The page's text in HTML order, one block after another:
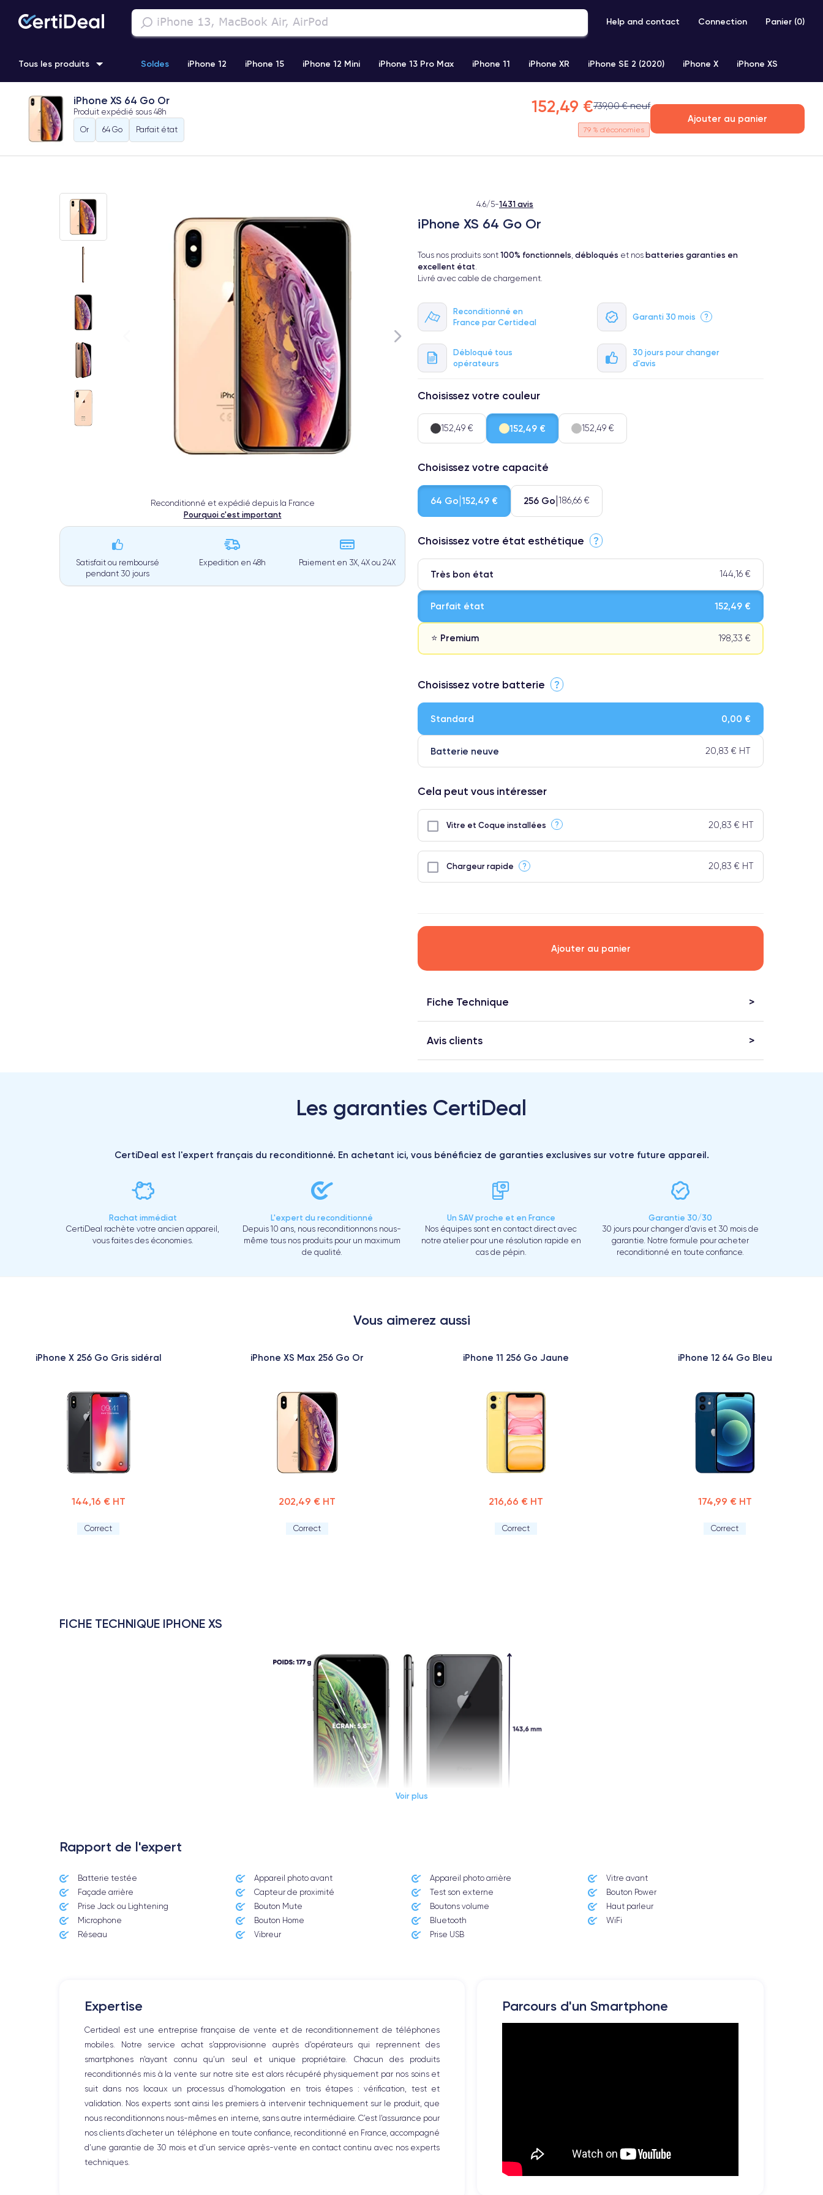
Help and contact Connection Panier (0)
Tous les produits Soldes iPhone 12 iPhone 15 iPhone 12 Mini iPhone 13 Pro Max iPhone 11 iPhone XR iPhone SE 2 (2020) iPhone X iPhone XS
iPhone 11 Pro Samsung Galaxy S22
iPhone XS 64 Go Or
Produit expédié sous 48h
Or
64 Go Parfait état
152,49 €739,00 € neuf
79 % d'économies
Ajouter au panier
Reconditionné et expédié depuis la France
Pourquoi c'est important
Satisfait ou remboursé
pendant 30 jours
Expedition en 48h Paiement en 3X, 4X ou 24X
4.6/5-1431 avis
iPhone XS 64 Go Or
Tous nos produits sont 100% fonctionnels débloqués et nos batteries garanties en
excellent état
Livré avec cable de chargement.
Reconditionné en
France par Certideal
Garanti 30 mois ?
Débloqué tous
opérateurs
30 jours pour changer
d'avis
Choisissez votre couleur
152,49 € 152,49 € 152,49 €
Choisissez votre capacité
64 Go 152,49 € 256 Go 186,66 €
Choisissez votre état esthétique ?
Très bon état 144,16 €
Parfait état 152,49 €
⭐ Premium 198,33 €
⭐ Premium
Choisissez votre batterie ?
Standard 0,00 €
Batterie neuve 20,83 € HT
Cela peut vous intéresser
Vitre et Coque installées ? 20,83 € HT
Chargeur rapide ? 20,83 € HT
Ajouter au panier
Fiche Technique
Avis clients
Les garanties CertiDeal
CertiDeal est l'expert français du reconditionné. En achetant ici, vous bénéficiez de garanties exclusives sur votre future appareil.
Rachat immédiat
CertiDeal rachète votre ancien appareil,
vous faites des économies.
L'expert du reconditionné
Depuis 10 ans, nous reconditionnons nous-
même tous nos produits pour un maximum
de qualité.
Un SAV proche et en France
Nos équipes sont en contact direct avec
notre atelier pour une résolution rapide en
cas de pépin.
Garantie 30/30
30 jours pour changer d'avis et 30 mois de
garantie. Notre formule pour acheter
reconditionné en toute confiance.
Vous aimerez aussi
iPhone X 256 Go Gris sidéral
144,16 € HT
Correct
iPhone XS Max 256 Go Or
202,49 € HT
Correct
iPhone 11 256 Go Jaune
216,66 € HT
Correct
iPhone 12 64 Go Bleu
174,99 € HT
Correct
FICHE TECHNIQUE IPHONE XS
Date de sortie
12/09/2018
Système exploit.
iOS (iOS 16)
Dimensions
143.6×70.9×7.7 mm
Poids
177 g
4 GO
Apple A12 Bionic 6
Nom GPU
GPU 4 cœurs
Fréq. processeur
2.24 GHz
Caméra Caméra Frontale
Résolution vidéo
4K - 3840x2160px
Recharge rapide
Voir plus
Rapport de l'expert
Batterie testée Appareil photo avant Appareil photo arrière ​
Vitre avant ​
Façade arrière
Capteur de proximité Test son externe
Bouton Power
Prise Jack ou Lightening
Bouton Mute Boutons volume
Haut parleur
Microphone
Bouton Home Bluetooth
WiFi
Réseau
Vibreur Prise USB
Expertise
Certideal est une entreprise française de vente et de reconditionnement de téléphones
mobiles. Notre service achat s’approvisionne auprès d’opérateurs qui reprennent des
smartphones n’ayant connu qu’un seul et unique propriétaire. Chacun des produits
reconditionnés mis à la vente sur notre site est alors récupéré physiquement par nos soins et
suit dans nos locaux un processus d’homologation en trois étapes : vérification, test et
validation. Nos experts sont ainsi les premiers à intervenir techniquement sur le produit, que
nous reconditionnons nous-mêmes en interne, sans autre intermédiaire. C’est l’assurance pour
nos clients d’acheter un téléphone en toute confiance, reconditionné en France, accompagné
d’une garantie de 30 mois et d’un service après-vente en contact continu avec nos experts
techniques.
Parcours d'un Smartphone